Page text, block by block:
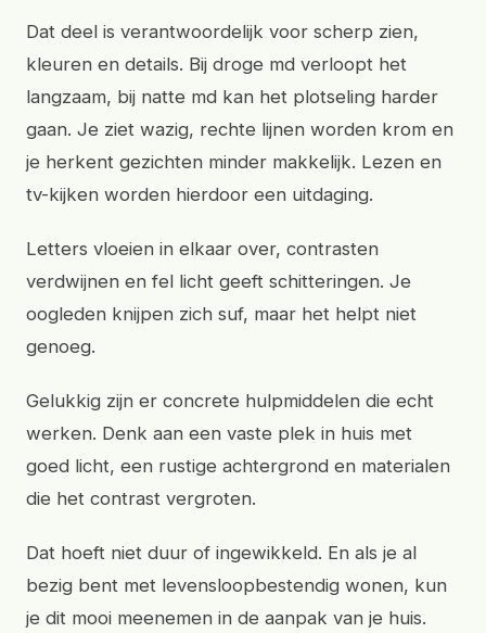
Dat deel is verantwoordelijk voor scherp zien,
kleuren en details. Bij droge md verloopt het
langzaam, bij natte md kan het plotseling harder
gaan. Je ziet wazig, rechte lijnen worden krom en
je herkent gezichten minder makkelijk. Lezen en
tv-kijken worden hierdoor een uitdaging.
Letters vloeien in elkaar over, contrasten
verdwijnen en fel licht geeft schitteringen. Je
oogleden knijpen zich suf, maar het helpt niet
genoeg.
Gelukkig zijn er concrete hulpmiddelen die echt
werken. Denk aan een vaste plek in huis met
goed licht, een rustige achtergrond en materialen
die het contrast vergroten.
Dat hoeft niet duur of ingewikkeld. En als je al
bezig bent met levensloopbestendig wonen, kun
je dit mooi meenemen in de aanpak van je huis.